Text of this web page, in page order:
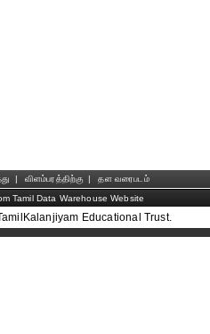
| விளம்பரத்திற்கு |
தள வரைபடம்
Tamil Data Warehouse Website
Educational Trust.